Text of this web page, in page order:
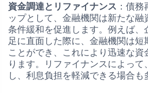
資金調達とリファイナンス ：債
ップとして、金融機関は新たな
条件緩和を促進します。例えば、
足に直面した際に、金融機関は短
ことができ、これにより迅速な資
ります。リファイナンスによって
し、利息負担を軽減できる場合も